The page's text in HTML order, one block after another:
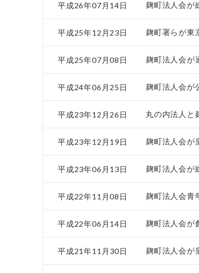
平成26年07月14日 麹町法人会が
平成25年12月23日 麹町署らが東
平成25年07月08日 麹町法人会が
平成24年06月25日 麹町法人会が
平成23年12月26日 丸の内法人と
平成23年12月19日 麹町法人会が
平成23年06月13日 麹町法人会が
平成22年11月08日 麹町法人会青
平成22年06月14日 麹町法人会が
平成21年11月30日 麹町法人会が